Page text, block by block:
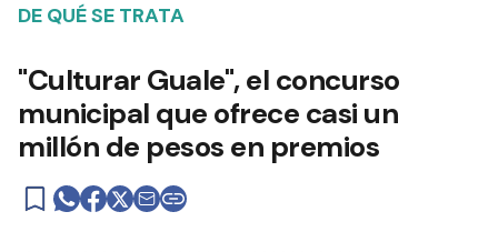
DE QUÉ SE TRATA
"Culturar Guale", el concurso
municipal que ofrece casi un
millón de pesos en premios